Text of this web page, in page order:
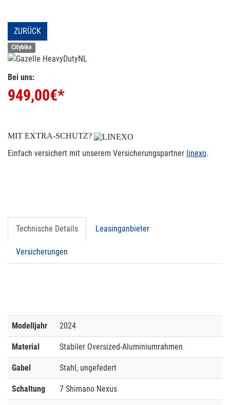
ZURÜCK
Citybike
Bei uns:
949,00€*
MIT EXTRA-SCHUTZ?
Einfach versichert mit unserem Versicherungspartner linexo.
Technische Details Leasinganbieter
Versicherungen
Modelljahr 2024
Material Stabiler Oversized-Aluminiumrahmen
Gabel Stahl, ungefedert
Schaltung 7 Shimano Nexus